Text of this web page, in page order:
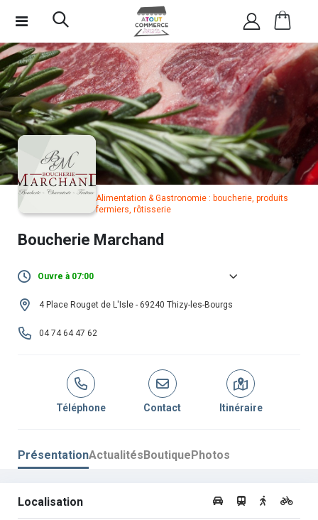
Alimentation & Gastronomie : boucherie, produits
fermiers, rôtisserie
Boucherie Marchand
Ouvre à 07:00
Lundi : Fermé
Mardi :
Jeudi : 07h00 - 19h00
Vendredi : 07h00 - 19h00
Dimanche : Fermé
4 Place Rouget de L'Isle - 69240 Thizy-les-Bourgs
04 74 64 47 62
Téléphone Contact Itinéraire
PrésentationActualitésBoutiquePhotos
Localisation